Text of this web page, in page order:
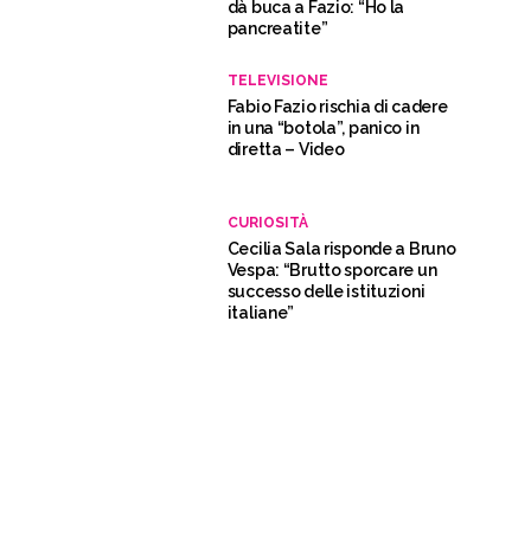
dà buca a Fazio: “Ho la
pancreatite”
TELEVISIONE
Fabio Fazio rischia di cadere
in una “botola”, panico in
diretta – Video
CURIOSITÀ
Cecilia Sala risponde a Bruno
Vespa: “Brutto sporcare un
successo delle istituzioni
italiane”